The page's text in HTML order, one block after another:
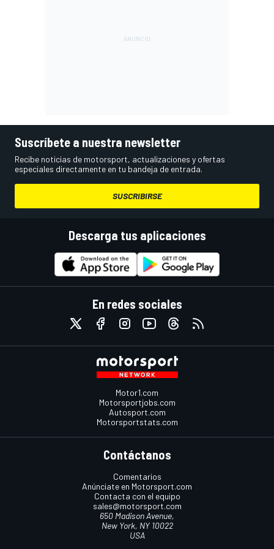
Suscríbete a nuestra newsletter
Recibe noticias de motorsport, actualizaciones y ofertas
especiales directamente en tu bandeja de entrada.
SUSCRIBIRSE
Descarga tus aplicaciones
En redes sociales
Motor1.com
Motorsportjobs.com
Autosport.com
Motorsportstats.com
Contáctanos
Comentarios
Anúnciate en Motorsport.com
Contacta con el equipo
sales@motorsport.com
650 Madison Avenue,
New York, NY 10022
USA